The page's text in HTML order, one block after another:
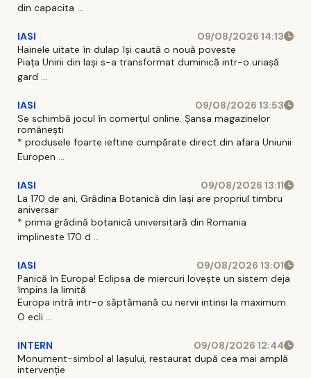
din capacita ...
IASI
09/08/2026 14:13
Hainele uitate în dulap îşi caută o nouă poveste
Piaţa Unirii din Iaşi s-a transformat duminică intr-o uriaşă
gard ...
IASI
09/08/2026 13:53
Se schimbă jocul în comerțul online. Șansa magazinelor
românești
* produsele foarte ieftine cumpărate direct din afara Uniunii
Europen ...
IASI
09/08/2026 13:11
La 170 de ani, Grădina Botanică din Iași are propriul timbru
aniversar
* prima grădină botanică universitară din Romania
implineste 170 d ...
IASI
09/08/2026 13:01
Panică în Europa! Eclipsa de miercuri lovește un sistem deja
împins la limită
Europa intră intr-o săptămană cu nervii intinsi la maximum.
O ecli ...
INTERN
09/08/2026 12:44
Monument-simbol al Iaşului, restaurat după cea mai amplă
intervenţie